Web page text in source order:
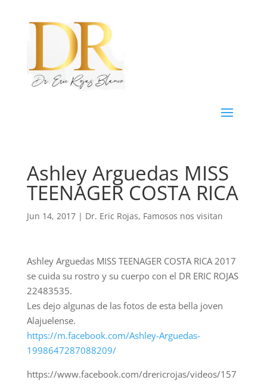
Ashley Arguedas MISS
TEENAGER COSTA RICA
Jun 14, 2017| Dr. Eric Rojas, Famosos nos visitan
Ashley Arguedas MISS TEENAGER COSTA RICA 2017
se cuida su rostro y su cuerpo con el DR ERIC ROJAS
22483535.
Les dejo algunas de las fotos de esta bella joven
Alajuelense.
https://m.facebook.com/Ashley-Arguedas-
1998647287088209/
https://www.facebook.com/drericrojas/videos/157